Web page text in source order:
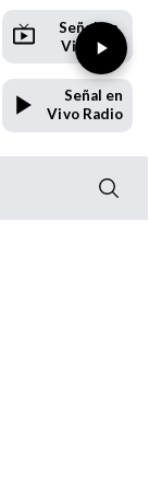
Señal en
Vivo TV
Señal en
Vivo Radio